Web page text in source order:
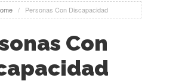
/ Personas Con Discapacidad
Con